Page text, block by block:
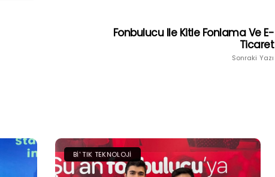
Fonbulucu Ile Kitle Fonlama Ve E-
Ticaret
Sonraki Yazı
BI' TIK TEKNOLOJI